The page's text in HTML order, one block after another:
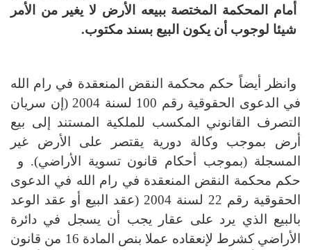
أمام المحكمة المختصة ببيعه الأرض لا يغير من الأمر
شيئا لوجوب أن يكون البيع بسند مكتوب.
وانظر أيضاً حكم محكمة النقض المنعقدة في رام الله
في الدعوى الحقوقية رقم 100 لسنة 2004 (إن سريان
التصرف القانوني المكسب للملكية المستند إلى بيع
أرض بموجب وكالة دورية يقتصر على الأرض غير
المسجلة (بموجب أحكام قانون تسوية الأراضي). و
حكم محكمة النقض المنعقدة في رام الله في الدعوى
الحقوقية رقم 22 لسنة 2004 (عقد البيع أو عقد الوعد
بالبيع الذي يرد على عقار يجب أن يسجل في دائرة
الأراضي كشرط لإنعقاده عملا بنص المادة 16 من قانون